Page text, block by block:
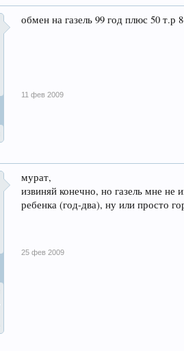
Амортизаторы — двухтрубные газовые -
Бамперы, пороги — силовые;
Резина- в настоящий момент Я-569
обмен на газель 99 год плюс 50 т.р
11 фев 2009
мурат,
извиняй конечно, но газель мне
ребенка (год-два), ну или просто
25 фев 2009